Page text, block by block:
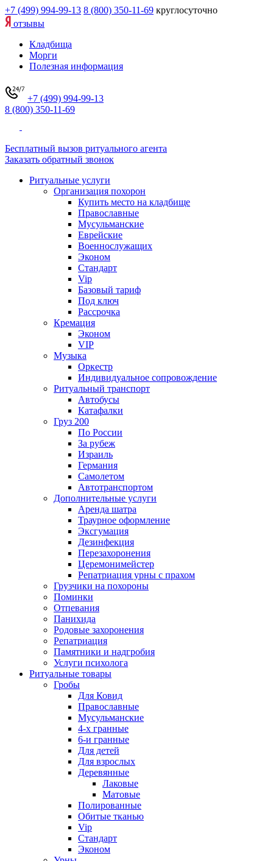
+7 (499) 994-99-13 8 (800) 350-11-69 круглосуточно
отзывы
Кладбища
Морги
Полезная информация
+7 (499) 994-99-13
8 (800) 350-11-69
Бесплатный вызов ритуального агента
Заказать обратный звонок
Ритуальные услуги
Организация похорон
Купить место на кладбище
Православные
Мусульманские
Еврейские
Военнослужащих
Эконом
Стандарт
Vip
Базовый тариф
Под ключ
Рассрочка
Кремация
Эконом
VIP
Музыка
Оркестр
Индивидуальное сопровождение
Ритуальный транспорт
Автобусы
Катафалки
Груз 200
По России
За рубеж
Израиль
Германия
Самолетом
Автотранспортом
Дополнительные услуги
Аренда шатра
Траурное оформление
Эксгумация
Дезинфекция
Перезахоронения
Церемонимейстер
Репатриация урны с прахом
Грузчики на похороны
Поминки
Отпевания
Панихида
Родовые захоронения
Репатриация
Памятники и надгробия
Услуги психолога
Ритуальные товары
Гробы
Для Ковид
Православные
Мусульманские
4-х гранные
6-и гранные
Для детей
Для взрослых
Деревянные
Лаковые
Матовые
Полированные
Обитые тканью
Vip
Стандарт
Эконом